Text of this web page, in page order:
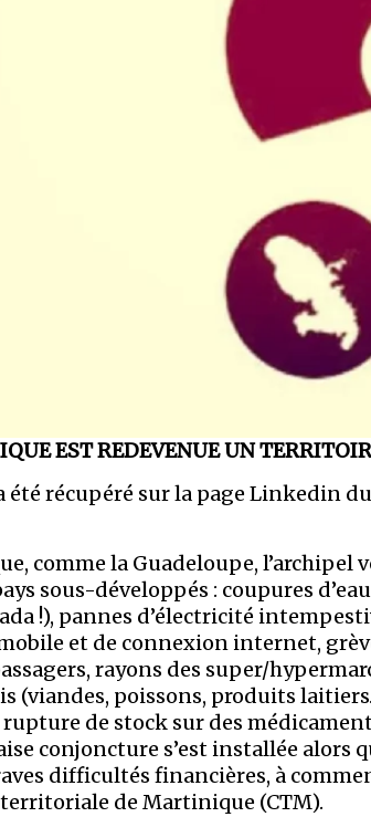
EST REDEVENUE UN
été récupéré sur la page Linkedin
comme la Guadeloupe, l’archipel
sous-développés : coupures
!), pannes d’électricité
et de connexion internet,
rayons des super/
(viandes, poissons, produits
de stock sur des
conjoncture s’est installée alors
difficultés financières, à
de Martinique (CTM).